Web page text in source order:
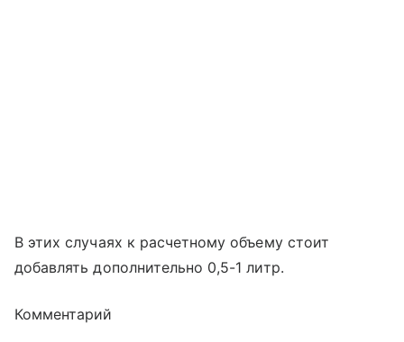
В этих случаях к расчетному объему стоит
добавлять дополнительно 0,5-1 литр.
Комментарий